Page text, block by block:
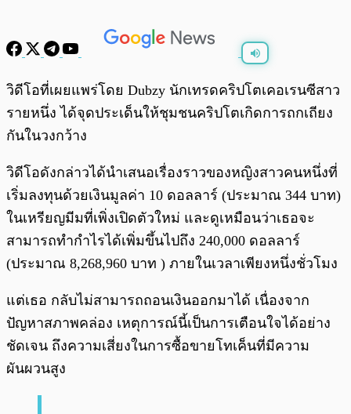
พร้อมเล่น 0:00
วิดีโอที่เผยแพร่โดย Dubzy นักเทรดคริปโตเคอเรนซีสาว
รายหนึ่ง ได้จุดประเด็นให้ชุมชนคริปโตเกิดการถกเถียง
กันในวงกว้าง
วิดีโอดังกล่าวได้นำเสนอเรื่องราวของหญิงสาวคนหนึ่งที่
เริ่มลงทุนด้วยเงินมูลค่า 10 ดอลลาร์ (ประมาณ 344 บาท)
ในเหรียญมีมที่เพิ่งเปิดตัวใหม่ และดูเหมือนว่าเธอจะ
สามารถทำกำไรได้เพิ่มขึ้นไปถึง 240,000 ดอลลาร์
(ประมาณ 8,268,960 บาท ) ภายในเวลาเพียงหนึ่งชั่วโมง
แต่เธอ กลับไม่สามารถถอนเงินออกมาได้ เนื่องจาก
ปัญหาสภาพคล่อง เหตุการณ์นี้เป็นการเตือนใจได้อย่าง
ชัดเจน ถึงความเสี่ยงในการซื้อขายโทเค็นที่มีความ
ผันผวนสูง